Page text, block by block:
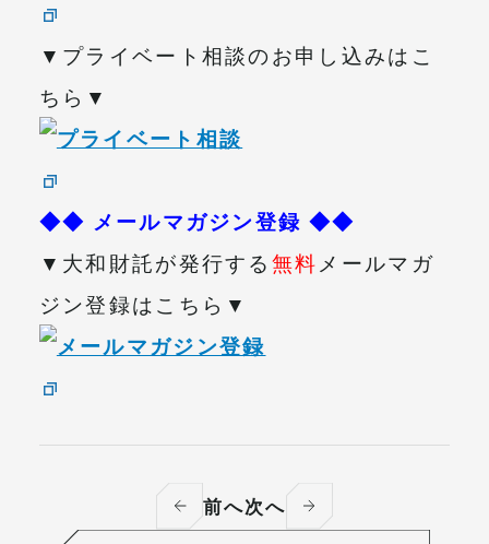
▼プライベート相談のお申し込みはこ
ちら▼
◆◆ メールマガジン登録 ◆◆
▼大和財託が発行する無料メールマガ
ジン登録はこちら▼
前へ次へ